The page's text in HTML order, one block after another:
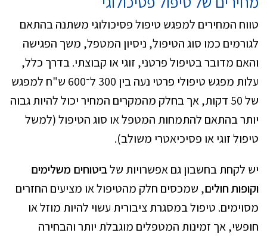
טווח המחירים למפגש טיפול פסיכולוגי משתנה בהתאם
לגורמים כמו סוג הטיפול, ניסיון המטפל, משך הפגישה
והאם מדובר בטיפול פרטני, זוגי או קבוצתי. בדרך כלל,
עלות מפגש טיפולי פרטי נעה בין 300 ל־600 ש"ח למפגש
של 50 דקות, אך בחלק מהמקרים המחיר יכול להיות גבוה
יותר בהתאם להתמחות המטפל או סוג הטיפול (למשל
טיפול זוגי או פסיכיאטרי משולב).
יש לקחת בחשבון גם אפשרויות שלביטוחים משלימים
וקופות חולים, שמכסים חלק מהטיפול או מציעים החזרים
מסוימים. טיפול במסגרת ציבורית עשוי להיות מוזל או
חופשי, אך זמינות המטפלים מוגבלת יותר והבחירה